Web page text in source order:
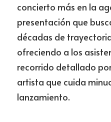
concierto más en la
presentación que
décadas de
ofreciendo a los
recorrido detallado
artista que cuida
lanzamiento.